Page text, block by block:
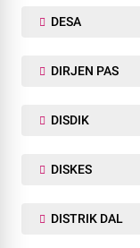
DESA
DIRJEN PAS
DISDIK
DISKES
DISTRIK DAL